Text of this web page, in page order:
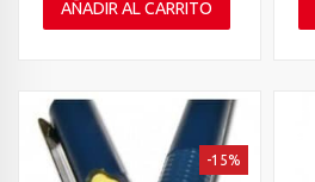
AÑADIR AL CARRITO
-15%